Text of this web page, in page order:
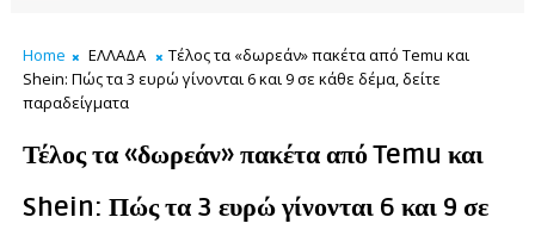
Home ΕΛΛΑΔΑ
Τέλος τα «δωρεάν» πακέτα από Temu και
Shein: Πώς τα 3 ευρώ γίνονται 6 και 9 σε κάθε δέμα, δείτε
παραδείγματα
Τέλος τα «δωρεάν» πακέτα από Temu και
Shein: Πώς τα 3 ευρώ γίνονται 6 και 9 σε